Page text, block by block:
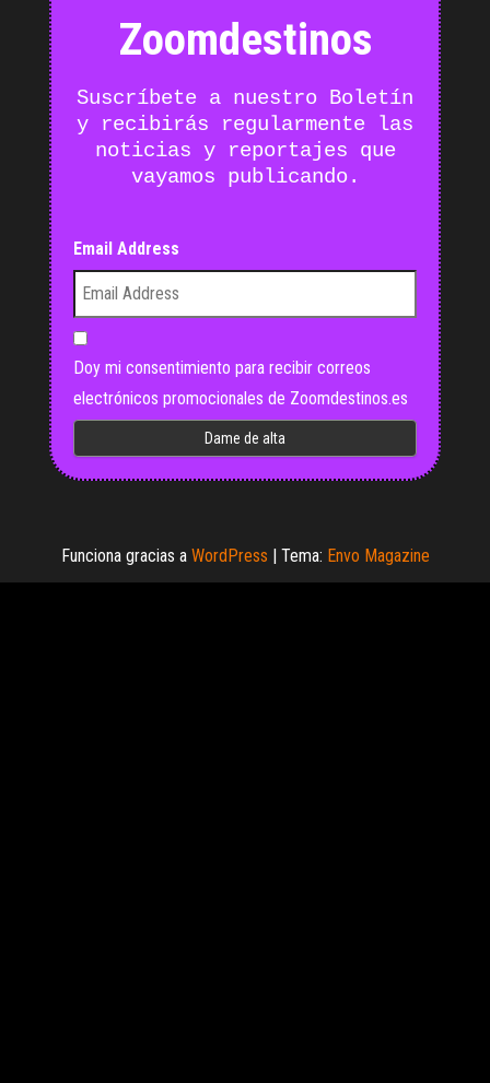
Zoomdestinos
Suscríbete a nuestro Boletín
y recibirás regularmente las
noticias y reportajes que
vayamos publicando.
Email Address
Doy mi consentimiento para recibir correos
electrónicos promocionales de Zoomdestinos.es
Funciona gracias a WordPress | Tema: Envo Magazine